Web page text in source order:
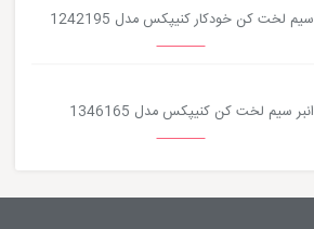
سیم لخت کن خودکار کنیپکس مدل 1242195
انبر سیم لخت کن کنیپکس مدل 1346165